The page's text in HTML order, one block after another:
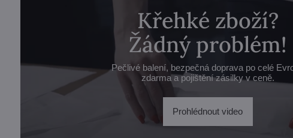
Křehké zboží?
Žádný problém!
Pečlivé balení, bezpečná doprava po celé
zdarma a pojištění zásilky v ceně.
Prohlédnout video